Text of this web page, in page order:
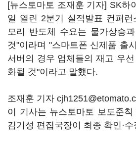
[뉴스토마토 조재훈 기자] SK하
일 열린 2분기 실적발표 컨퍼런
모리 반도체 수요는 물가상승
것"이라며 "스마트폰 신제품 출
서버의 경우 업체들의 재고 우
화될 것"이라고 말했다.
조재훈 기자
이 기사는 뉴스토마토 보도준
김기성 편집국장이 최종 확인·